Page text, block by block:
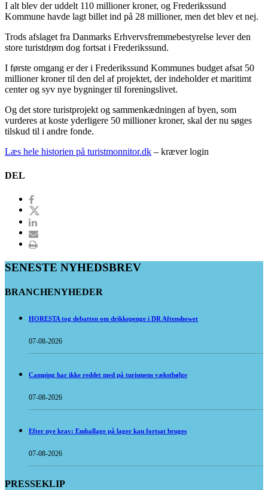
I alt blev der uddelt 110 millioner kroner, og Frederikssund
Kommune havde lagt billet ind på 28 millioner, men det blev et nej.
Trods afslaget fra Danmarks Erhvervsfremmebestyrelse lever den
store turistdrøm dog fortsat i Frederikssund.
I første omgang er der i Frederikssund Kommunes budget afsat 50
millioner kroner til den del af projektet, der indeholder et maritimt
center og syv nye bygninger til foreningslivet.
Og det store turistprojekt og sammenkædningen af byen, som
vurderes at koste yderligere 50 millioner kroner, skal der nu søges
tilskud til i andre fonde.
Læs hele historien på turistmonnitor.dk – kræver login
DEL
SENESTE NYHEDSBREV
BRANCHENYHEDER
HORESTA tog debatten om drikkepenge i DR Aftenshowet
07-08-2026
Camping har ikke reddet med på turismens vækstbølge
07-08-2026
Efter nye krav: Emballage på lager kan fortsat bruges
07-08-2026
PRESSEKLIP